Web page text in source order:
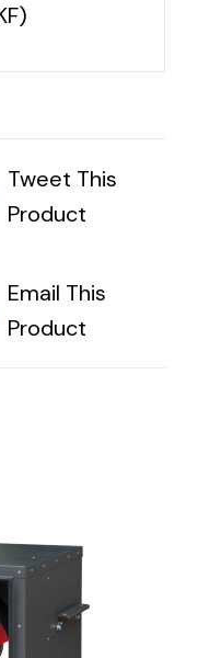
Tweet This
Product
Email This
Product